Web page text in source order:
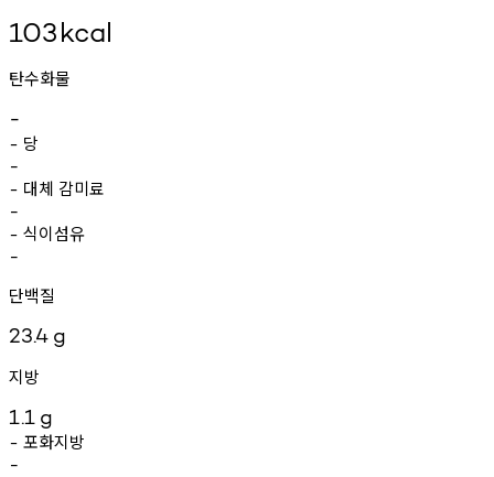
103kcal
탄수화물
-
- 당
-
- 대체 감미료
-
- 식이섬유
-
단백질
23.4 g
지방
1.1 g
- 포화지방
-